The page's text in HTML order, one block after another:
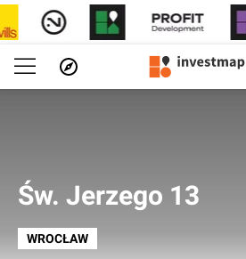
Św. Jerzego 13
WROCŁAW